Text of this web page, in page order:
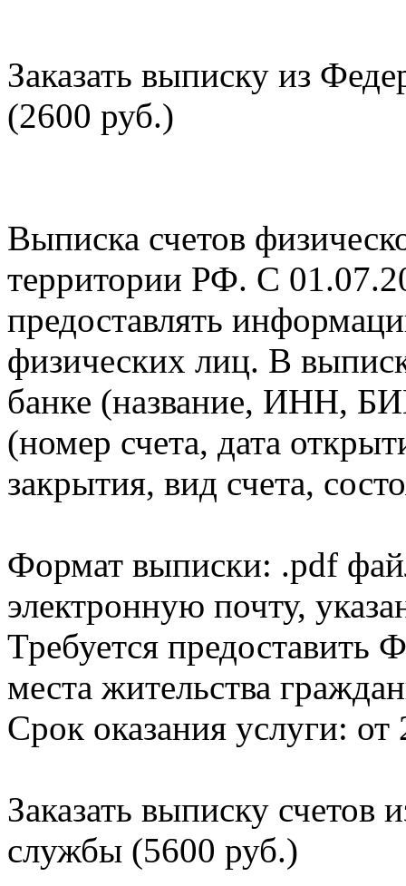
Заказать выписку из
(2600 руб.)
Выписка счетов
территории РФ. С
предоставлять
физических лиц. В
банке (название, ИНН,
(номер счета, дата
закрытия, вид счета,
Формат выписки: .pdf
электронную почту,
Требуется
места жительства
Срок оказания услуги: от
Заказать выписку счетов
службы (5600 руб.)